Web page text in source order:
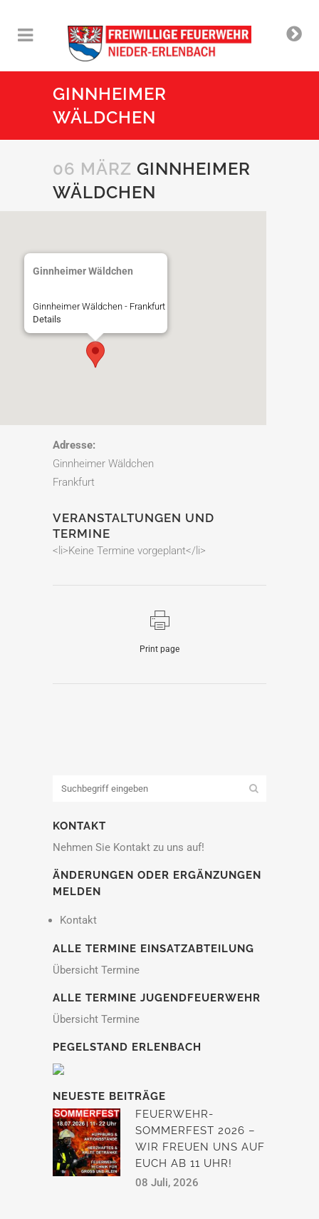
GINNHEIMER
WÄLDCHEN
06 MÄRZ GINNHEIMER
WÄLDCHEN
Ginnheimer Wäldchen
Ginnheimer Wäldchen - Frankfurt
Details
Adresse:
Ginnheimer Wäldchen
Frankfurt
VERANSTALTUNGEN UND
TERMINE
<li>Keine Termine vorgeplant</li>
Print page
KONTAKT
Nehmen Sie Kontakt zu uns auf!
ÄNDERUNGEN ODER ERGÄNZUNGEN
MELDEN
Kontakt
ALLE TERMINE EINSATZABTEILUNG
Übersicht Termine
ALLE TERMINE JUGENDFEUERWEHR
Übersicht Termine
PEGELSTAND ERLENBACH
NEUESTE BEITRÄGE
FEUERWEHR-
SOMMERFEST 2026 –
WIR FREUEN UNS AUF
EUCH AB 11 UHR!
08 Juli, 2026